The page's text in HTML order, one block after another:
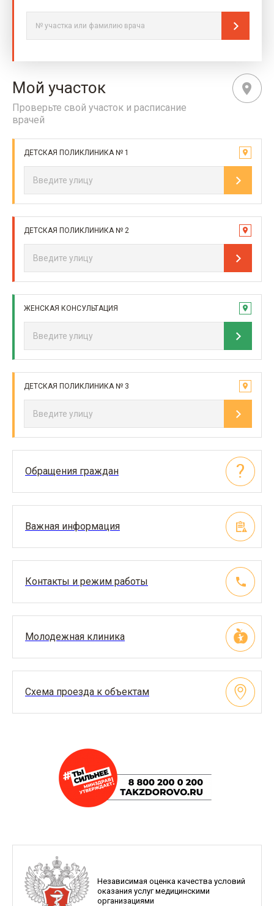
Мой участок
Проверьте свой участок и расписание
врачей
ДЕТСКАЯ ПОЛИКЛИНИКА № 1
ДЕТСКАЯ ПОЛИКЛИНИКА № 2
ЖЕНСКАЯ КОНСУЛЬТАЦИЯ
ДЕТСКАЯ ПОЛИКЛИНИКА № 3
Обращения граждан
Важная информация
Контакты и режим работы
Молодежная клиника
Схема проезда к объектам
Независимая оценка качества условий
оказания услуг медицинскими
организациями